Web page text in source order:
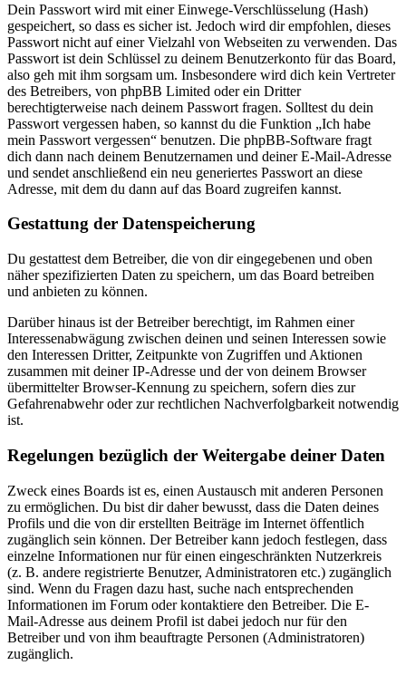
Dein Passwort wird mit einer Einwege-Verschlüsselung (Hash)
gespeichert, so dass es sicher ist. Jedoch wird dir empfohlen, dieses
Passwort nicht auf einer Vielzahl von Webseiten zu verwenden. Das
Passwort ist dein Schlüssel zu deinem Benutzerkonto für das Board,
also geh mit ihm sorgsam um. Insbesondere wird dich kein Vertreter
des Betreibers, von phpBB Limited oder ein Dritter
berechtigterweise nach deinem Passwort fragen. Solltest du dein
Passwort vergessen haben, so kannst du die Funktion „Ich habe
mein Passwort vergessen“ benutzen. Die phpBB-Software fragt
dich dann nach deinem Benutzernamen und deiner E-Mail-Adresse
und sendet anschließend ein neu generiertes Passwort an diese
Adresse, mit dem du dann auf das Board zugreifen kannst.
Gestattung der Datenspeicherung
Du gestattest dem Betreiber, die von dir eingegebenen und oben
näher spezifizierten Daten zu speichern, um das Board betreiben
und anbieten zu können.
Darüber hinaus ist der Betreiber berechtigt, im Rahmen einer
Interessenabwägung zwischen deinen und seinen Interessen sowie
den Interessen Dritter, Zeitpunkte von Zugriffen und Aktionen
zusammen mit deiner IP-Adresse und der von deinem Browser
übermittelter Browser-Kennung zu speichern, sofern dies zur
Gefahrenabwehr oder zur rechtlichen Nachverfolgbarkeit notwendig
ist.
Regelungen bezüglich der Weitergabe deiner Daten
Zweck eines Boards ist es, einen Austausch mit anderen Personen
zu ermöglichen. Du bist dir daher bewusst, dass die Daten deines
Profils und die von dir erstellten Beiträge im Internet öffentlich
zugänglich sein können. Der Betreiber kann jedoch festlegen, dass
einzelne Informationen nur für einen eingeschränkten Nutzerkreis
(z. B. andere registrierte Benutzer, Administratoren etc.) zugänglich
sind. Wenn du Fragen dazu hast, suche nach entsprechenden
Informationen im Forum oder kontaktiere den Betreiber. Die E-
Mail-Adresse aus deinem Profil ist dabei jedoch nur für den
Betreiber und von ihm beauftragte Personen (Administratoren)
zugänglich.